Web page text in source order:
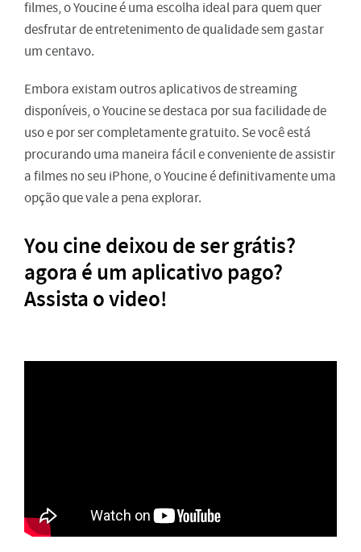
filmes, o Youcine é uma escolha ideal para quem quer
desfrutar de entretenimento de qualidade sem gastar
um centavo.
Embora existam outros aplicativos de streaming
disponíveis, o Youcine se destaca por sua facilidade de
uso e por ser completamente gratuito. Se você está
procurando uma maneira fácil e conveniente de assistir
a filmes no seu iPhone, o Youcine é definitivamente uma
opção que vale a pena explorar.
You cine deixou de ser grátis?
agora é um aplicativo pago?
Assista o video!